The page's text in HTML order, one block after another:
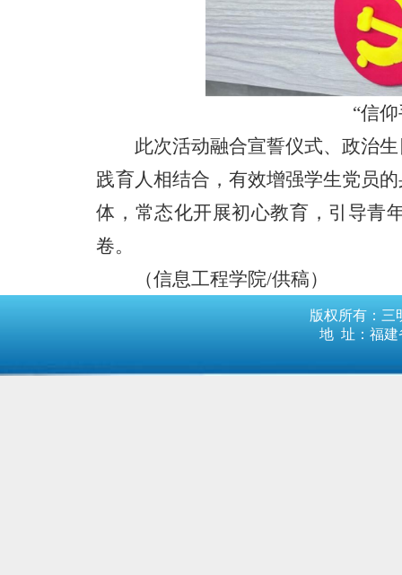
“信
此次活动融合宣誓仪式、政治
践育人相结合，有效增强学生党员
体，常态化开展初心教育，引导青
卷。
（信息工程学院/供稿）
版权所有：三
地 址：福建